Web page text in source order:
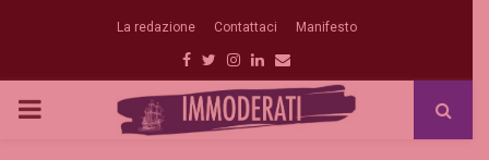
La redazione Contattaci Manifesto
Facebook
Twitter
Instagram
Linkedin
Email
PRIMARY